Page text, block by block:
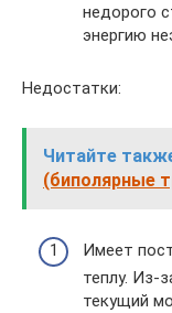
недорого
энергию
Недостатки:
Читайте
(биполярные
Имеет
теплу. Из-
текущий